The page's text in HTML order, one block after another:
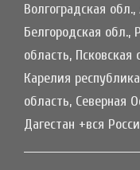
Волгоградская
Белгородская обл.,
область,
Карелия
область, Северная
Дагестан +вся